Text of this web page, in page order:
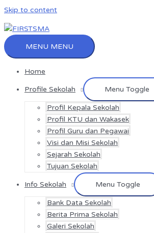
Skip to content
MENU MENU
Home
Profile Sekolah Menu Toggle
Profil Kepala Sekolah
Profil KTU dan Wakasek
Profil Guru dan Pegawai
Visi dan Misi Sekolah
Sejarah Sekolah
Tujuan Sekolah
Info Sekolah Menu Toggle
Bank Data Sekolah
Berita Prima Sekolah
Galeri Sekolah